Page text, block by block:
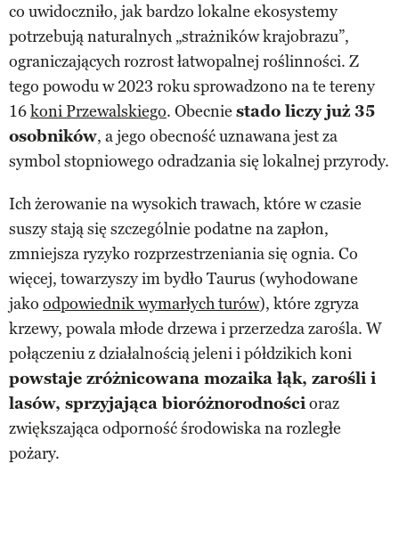
co uwidoczniło, jak bardzo lokalne ekosystemy
potrzebują naturalnych „strażników krajobrazu”,
ograniczających rozrost łatwopalnej roślinności. Z
tego powodu w 2023 roku sprowadzono na te tereny
16koni Przewalskiego. Obecnie stado liczy już 35
osobników, a jego obecność uznawana jest za
symbol stopniowego odradzania się lokalnej przyrody.
Ich żerowanie na wysokich trawach, które w czasie
suszy stają się szczególnie podatne na zapłon,
zmniejsza ryzyko rozprzestrzeniania się ognia. Co
więcej, towarzyszy im bydło Taurus (wyhodowane
jako odpowiednik wymarłych turów), które zgryza
krzewy, powala młode drzewa i przerzedza zarośla. W
połączeniu z działalnością jeleni i półdzikich koni
powstaje zróżnicowana mozaika łąk, zarośli i
lasów, sprzyjająca bioróżnorodnościoraz
zwiększająca odporność środowiska na rozległe
pożary.